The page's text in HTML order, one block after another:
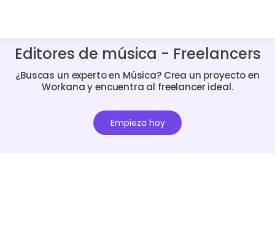
Editores de música - Freelancers
¿Buscas un experto en Música? Crea un proyecto en
Workana y encuentra al freelancer ideal.
Empieza hoy